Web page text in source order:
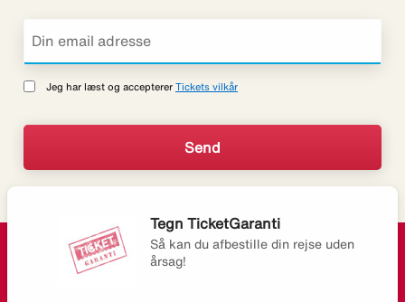
Jeg har læst og accepterer Tickets vilkår
Tegn TicketGaranti
Så kan du afbestille din rejse uden
årsag!